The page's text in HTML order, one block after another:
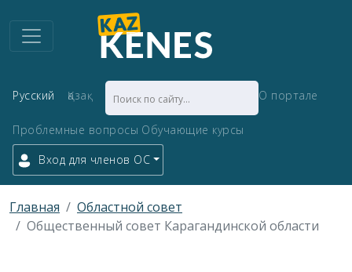
Русский Қазақ О портале
Проблемные вопросы Обучающие курсы
Вход для членов ОС
Главная
Областной совет
Общественный совет Карагандинской области